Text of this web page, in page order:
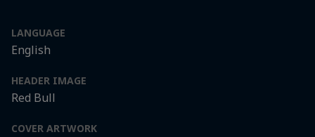
LANGUAGE
English
HEADER IMAGE
Red Bull
COVER ARTWORK